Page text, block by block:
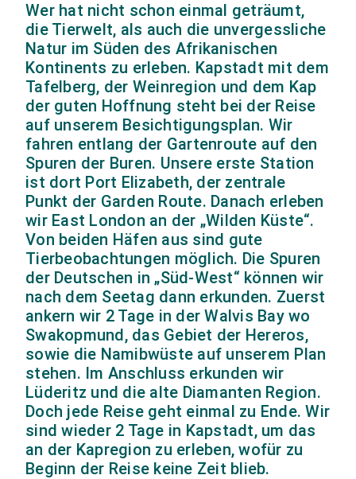
Wer hat nicht schon einmal geträumt,
die Tierwelt, als auch die unvergessliche
Natur im Süden des Afrikanischen
Kontinents zu erleben. Kapstadt mit dem
Tafelberg, der Weinregion und dem Kap
der guten Hoffnung steht bei der Reise
auf unserem Besichtigungsplan. Wir
fahren entlang der Gartenroute auf den
Spuren der Buren. Unsere erste Station
ist dort Port Elizabeth, der zentrale
Punkt der Garden Route. Danach erleben
wir East London an der „Wilden Küste“.
Von beiden Häfen aus sind gute
Tierbeobachtungen möglich. Die Spuren
der Deutschen in „Süd-West“ können wir
nach dem Seetag dann erkunden. Zuerst
ankern wir 2 Tage in der Walvis Bay wo
Swakopmund, das Gebiet der Hereros,
sowie die Namibwüste auf unserem Plan
stehen. Im Anschluss erkunden wir
Lüderitz und die alte Diamanten Region.
Doch jede Reise geht einmal zu Ende. Wir
sind wieder 2 Tage in Kapstadt, um das
an der Kapregion zu erleben, wofür zu
Beginn der Reise keine Zeit blieb.